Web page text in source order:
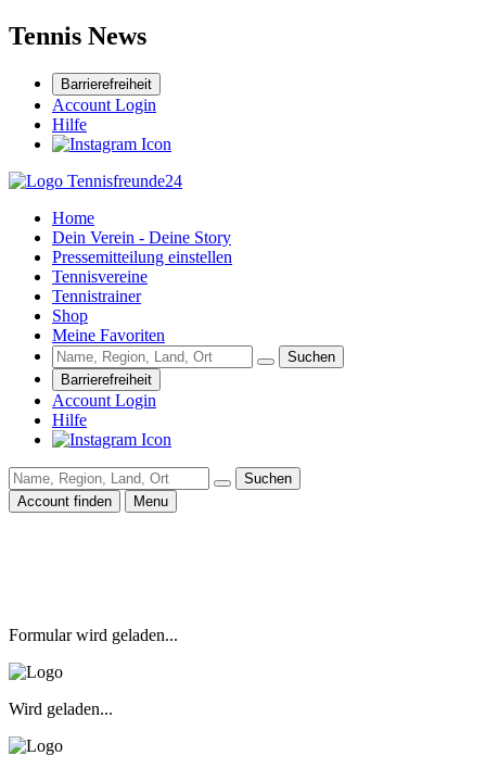
Tennis News
Barrierefreiheit
Account Login
Hilfe
Home
Dein Verein - Deine Story
Pressemitteilung einstellen
Tennisvereine
Tennistrainer
Shop
Meine Favoriten
Suchen
Barrierefreiheit
Account Login
Hilfe
Suchen
Account finden
Menu
Formular wird geladen...
Wird geladen...